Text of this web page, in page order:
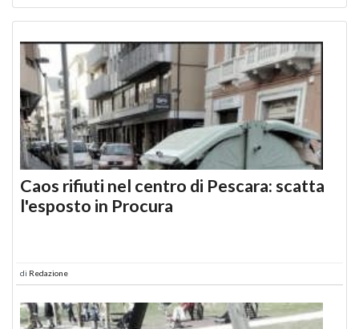
Caos rifiuti nel centro di Pescara: scatta
l'esposto in Procura
di Redazione